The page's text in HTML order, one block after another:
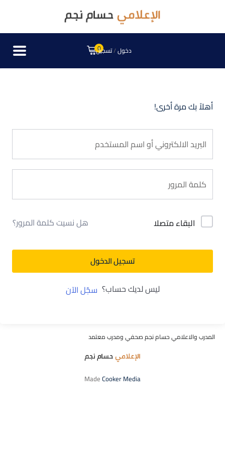
0 دخول/تسجيل
أهلاً بك مرة أخرى!
البقاء متصلا هل نسيت كلمة المرور؟
تسجيل الدخول
ليس لديك حساب؟ سجّل الآن
المدرب والاعلامي حسام نجم صحفي ومدرب معتمد
MadeCooker Media